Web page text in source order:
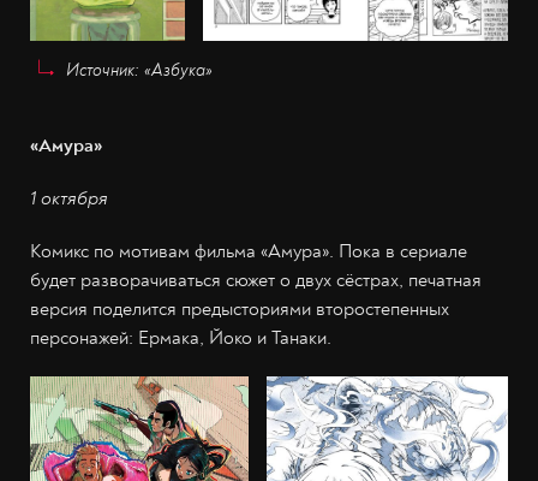
Источник: «Азбука»
«Амура»
1 октября
Комикс по мотивам фильма «Амура». Пока в сериале
будет разворачиваться сюжет о двух сёстрах, печатная
версия поделится предысториями второстепенных
персонажей: Ермака, Йоко и Танаки.